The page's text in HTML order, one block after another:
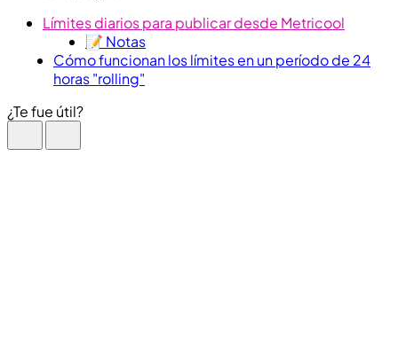
Límites diarios para publicar desde Metricool
📝 Notas
Cómo funcionan los límites en un período de 24
horas "rolling"
¿Te fue útil?